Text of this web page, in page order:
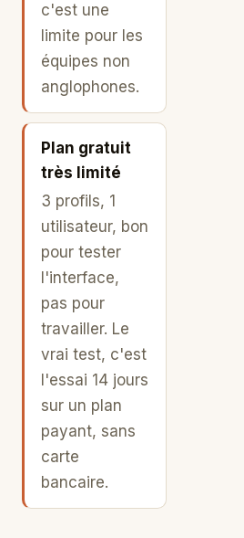
c'est une
limite pour les
équipes non
anglophones.
Plan gratuit
très limité
3 profils, 1
utilisateur, bon
pour tester
l'interface,
pas pour
travailler. Le
vrai test, c'est
l'essai 14 jours
sur un plan
payant, sans
carte
bancaire.